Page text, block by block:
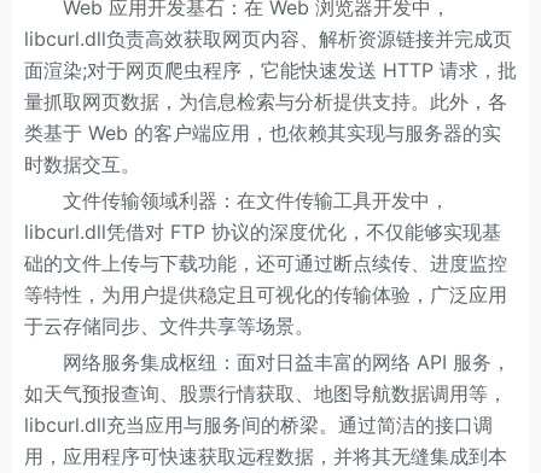
Web 应用开发基石：在 Web 浏览器开发中，
libcurl.dll负责高效获取网页内容、解析资源链接并完成页
面渲染;对于网页爬虫程序，它能快速发送 HTTP 请求，批
量抓取网页数据，为信息检索与分析提供支持。此外，各
类基于 Web 的客户端应用，也依赖其实现与服务器的实
时数据交互。
文件传输领域利器：在文件传输工具开发中，
libcurl.dll凭借对 FTP 协议的深度优化，不仅能够实现基
础的文件上传与下载功能，还可通过断点续传、进度监控
等特性，为用户提供稳定且可视化的传输体验，广泛应用
于云存储同步、文件共享等场景。
网络服务集成枢纽：面对日益丰富的网络 API 服务，
如天气预报查询、股票行情获取、地图导航数据调用等，
libcurl.dll充当应用与服务间的桥梁。通过简洁的接口调
用，应用程序可快速获取远程数据，并将其无缝集成到本